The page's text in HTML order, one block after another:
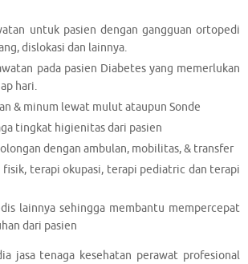
untuk pasien dengan gangguan ortopedi
dislokasi dan lainnya.
pada pasien Diabetes yang memerlukan
hari.
& minum lewat mulut ataupun Sonde
tingkat higienitas dari pasien
dengan ambulan, mobilitas, & transfer
fisik, terapi okupasi, terapi pediatric dan terapi
lainnya sehingga membantu mempercepat
dari pasien
jasa tenaga kesehatan perawat profesional